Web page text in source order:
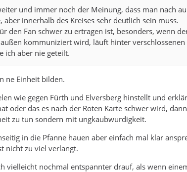
und immer noch der Meinung, dass man nach
innerhalb des Kreises sehr deutlich sein muss.
den Fan schwer zu ertragen ist, besonders, wenn
kommuniziert wird, läuft hinter verschlossenen
ich aber nie geteilt.
ne Einheit bilden.
wie gegen Fürth und Elversberg hinstellt und
oder das es nach der Roten Karte schwer wird,
zu tun sondern mit ungkaubwurdigkeit.
in die Pfanne hauen aber einfach mal klar
nicht zu viel verlangt.
vielleicht nochmal entspannter drauf, als wenn